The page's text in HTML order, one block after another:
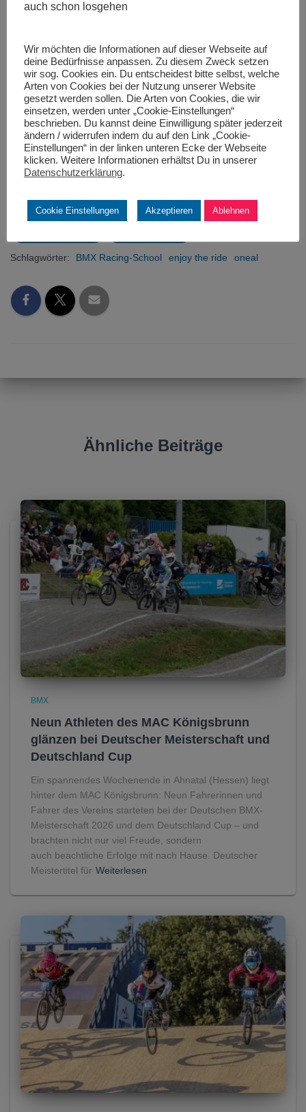
2. Mai 2024
Drei Dinge auf einmal, und
es geht doch!
7. August 2024
In "BMX"
Kategorien: BMX BMX RACING-SCHOOL JUGENDARBEIT
Schlagwörter: BMX Racing-School enjoy the ride oneal
Ähnliche Beiträge
BMX
Neun Athleten des MAC Königsbrunn
glänzen bei Deutscher Meisterschaft und
Deutschland Cup
Ein spannendes Wochenende in Ahnatal (Hessen) liegt
hinter dem MAC Königsbrunn: Neun Fahrerinnen und
Fahrer des Vereins starteten bei der Deutschen BMX-
Meisterschaft 2026 und dem Deutschland Cup – und
brachten nicht nur viel Freude, sondern
auch beachtliche Erfolge mit nach Hause. Deutscher
Meistertitel für Weiterlesen
auch schon losgehen
Wir möchten die Informationen auf dieser Webseite auf
deine Bedürfnisse anpassen. Zu diesem Zweck setzen
wir sog. Cookies ein. Du entscheidest bitte selbst, welche
Arten von Cookies bei der Nutzung unserer Website
gesetzt werden sollen. Die Arten von Cookies, die wir
einsetzen, werden unter „Cookie-Einstellungen“
beschrieben. Du kannst deine Einwilligung später jederzeit
ändern / widerrufen indem du auf den Link „Cookie-
Einstellungen“ in der linken unteren Ecke der Webseite
klicken. Weitere Informationen erhältst Du in unserer
Datenschutzerklärung.
Cookie Einstellungen Akzeptieren Ablehnen